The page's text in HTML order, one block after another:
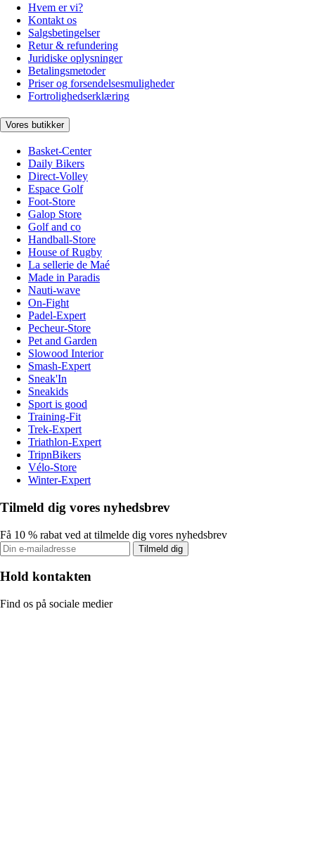
Hvem er vi?
Kontakt os
Salgsbetingelser
Retur & refundering
Juridiske oplysninger
Betalingsmetoder
Priser og forsendelsesmuligheder
Fortrolighedserklæring
Vores butikker
Basket-Center
Daily Bikers
Direct-Volley
Espace Golf
Foot-Store
Galop Store
Golf and co
Handball-Store
House of Rugby
La sellerie de Maé
Made in Paradis
Nauti-wave
On-Fight
Padel-Expert
Pecheur-Store
Pet and Garden
Slowood Interior
Smash-Expert
Sneak'In
Sneakids
Sport is good
Training-Fit
Trek-Expert
Triathlon-Expert
TripnBikers
Vélo-Store
Winter-Expert
Tilmeld dig vores nyhedsbrev
Få 10 % rabat ved at tilmelde dig vores nyhedsbrev
Tilmeld dig
Hold kontakten
Find os på sociale medier